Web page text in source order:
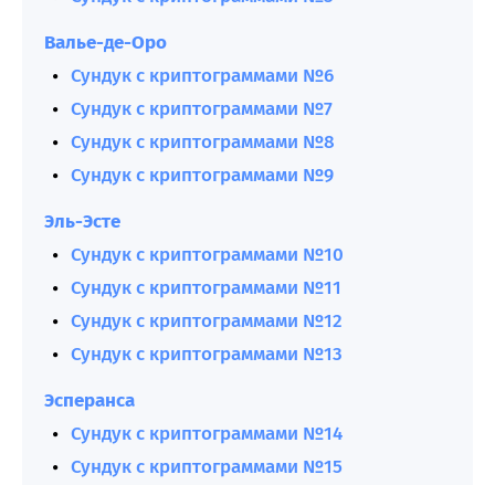
Валье-де-Оро
Сундук с криптограммами №6
Сундук с криптограммами №7
Сундук с криптограммами №8
Сундук с криптограммами №9
Эль-Эсте
Сундук с криптограммами №10
Сундук с криптограммами №11
Сундук с криптограммами №12
Сундук с криптограммами №13
Эсперанса
Сундук с криптограммами №14
Сундук с криптограммами №15